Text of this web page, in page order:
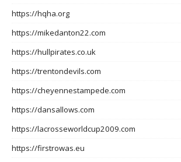
https://hqha.org
https://mikedanton22.com
https://hullpirates.co.uk
https://trentondevils.com
https://cheyennestampede.com
https://dansallows.com
https://lacrosseworldcup2009.com
https://firstrowas.eu